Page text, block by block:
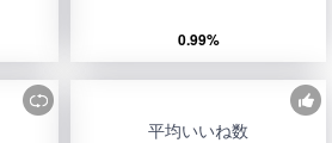
0.99%
平均いいね数